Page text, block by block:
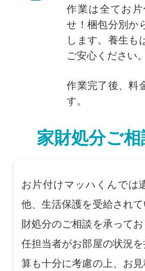
作業は全てお
せ！梱包分別か
します。養生も
ご安心ください。
作業完了後、料
す。
家財処分ご
お片付けマッハくんでは
他、生活保護を受給され
財処分のご相談を承って
任担当者がお部屋の状況
算も十分に考慮の上、お